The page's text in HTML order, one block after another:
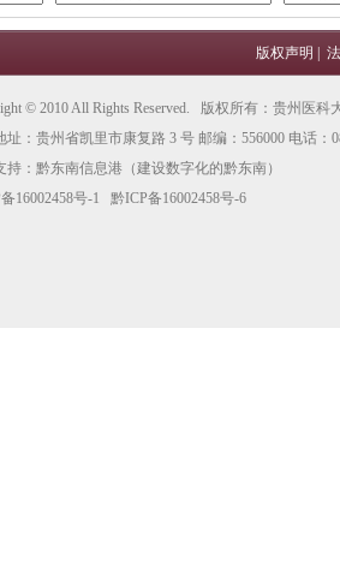
版权声明
© 2010 All Rights Reserved. 版权所有：贵州医科
址：贵州省凯里市康复路 3 号 邮编：556000 电话：
持： 黔东南信息港 （建设数字化的黔东南）
16002458号-1
黔ICP备16002458号-6